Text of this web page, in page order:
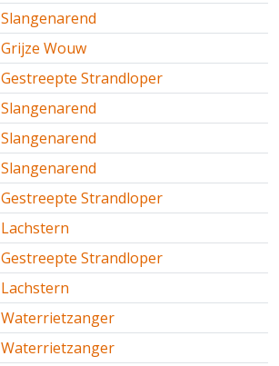
Slangenarend
Grijze Wouw
Gestreepte Strandloper
Slangenarend
Slangenarend
Slangenarend
Gestreepte Strandloper
Lachstern
Gestreepte Strandloper
Lachstern
Waterrietzanger
Waterrietzanger